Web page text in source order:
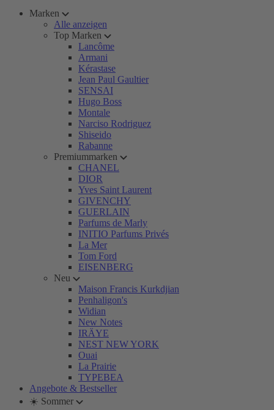
Marken
Alle anzeigen
Top Marken
Lancôme
Armani
Kérastase
Jean Paul Gaultier
SENSAI
Hugo Boss
Montale
Narciso Rodriguez
Shiseido
Rabanne
Premiummarken
CHANEL
DIOR
Yves Saint Laurent
GIVENCHY
GUERLAIN
Parfums de Marly
INITIO Parfums Privés
La Mer
Tom Ford
EISENBERG
Neu
Maison Francis Kurkdjian
Penhaligon's
Widian
New Notes
IRÄYE
NEST NEW YORK
Ouai
La Prairie
TYPEBEA
Angebote & Bestseller
☀️ Sommer